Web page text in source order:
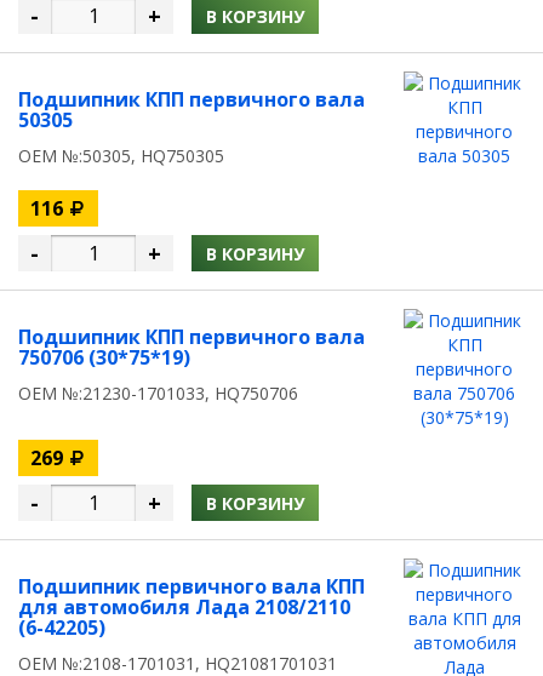
- + В КОРЗИНУ
Подшипник КПП первичного вала
50305
OEM №:50305, HQ750305
116
- + В КОРЗИНУ
Подшипник КПП первичного вала
750706 (30*75*19)
OEM №:21230-1701033, HQ750706
269
- + В КОРЗИНУ
Подшипник первичного вала КПП
для автомобиля Лада 2108/2110
(6-42205)
OEM №:2108-1701031, HQ21081701031